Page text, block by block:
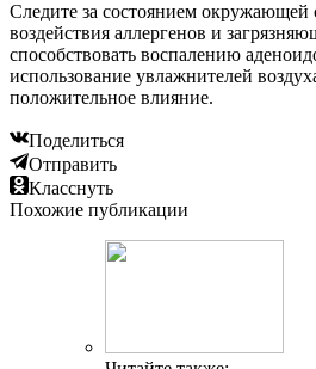
Следите за состоянием окружающей
воздействия аллергенов и
способствовать воспалению
использование увлажнителей
положительное влияние.
Поделиться
Отправить
Класснуть
Похожие публикации